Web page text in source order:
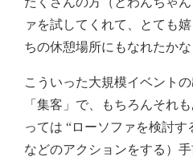
ァを試してくれて、とても
ちの休憩場所にもなれたかな
こういった大規模イベント
「集客」で、もちろんそれ
っては “ローソファを検討
などのアクションをする）